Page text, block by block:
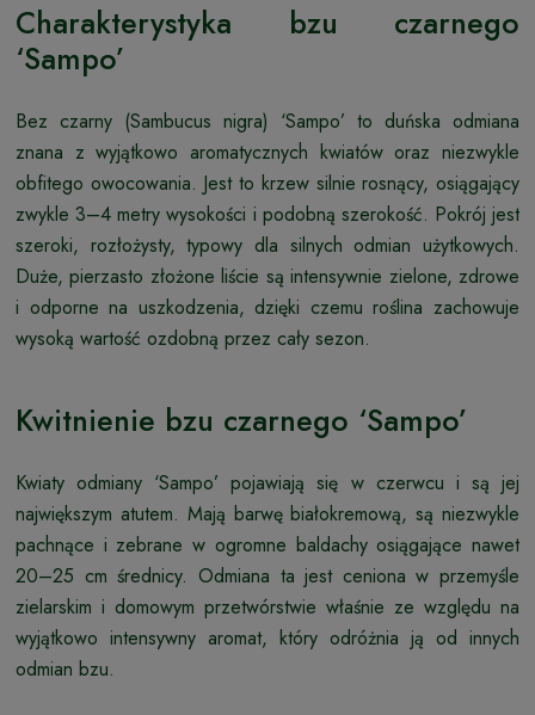
Charakterystyka bzu czarnego
‘Sampo’
Bez czarny (Sambucus nigra) ‘Sampo’ to duńska odmiana
znana z wyjątkowo aromatycznych kwiatów oraz niezwykle
obfitego owocowania. Jest to krzew silnie rosnący, osiągający
zwykle 3–4 metry wysokości i podobną szerokość. Pokrój jest
szeroki, rozłożysty, typowy dla silnych odmian użytkowych.
Duże, pierzasto złożone liście są intensywnie zielone, zdrowe
i odporne na uszkodzenia, dzięki czemu roślina zachowuje
wysoką wartość ozdobną przez cały sezon.
Kwitnienie bzu czarnego ‘Sampo’
Kwiaty odmiany ‘Sampo’ pojawiają się w czerwcu i są jej
największym atutem. Mają barwę białokremową, są niezwykle
pachnące i zebrane w ogromne baldachy osiągające nawet
20–25 cm średnicy. Odmiana ta jest ceniona w przemyśle
zielarskim i domowym przetwórstwie właśnie ze względu na
wyjątkowo intensywny aromat, który odróżnia ją od innych
odmian bzu.